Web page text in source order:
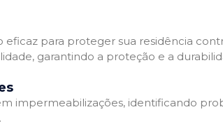
para proteger sua residência
garantindo a proteção e a
impermeabilizações, identificando